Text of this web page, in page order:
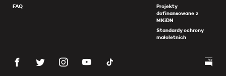
FAQ
Projekty
dofinansowane z
MKiDN
Standardy ochrony
małoletnich